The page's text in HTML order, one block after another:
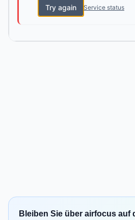
Try again Service status
Bleiben Sie über airfocus auf